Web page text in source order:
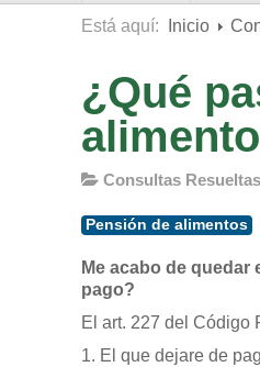
Está aquí: Inicio
¿Qué
Consultas Resueltas
Pensión de alimentos
Me acabo de
pago?
El art. 227 del Código
1. El que dejare de